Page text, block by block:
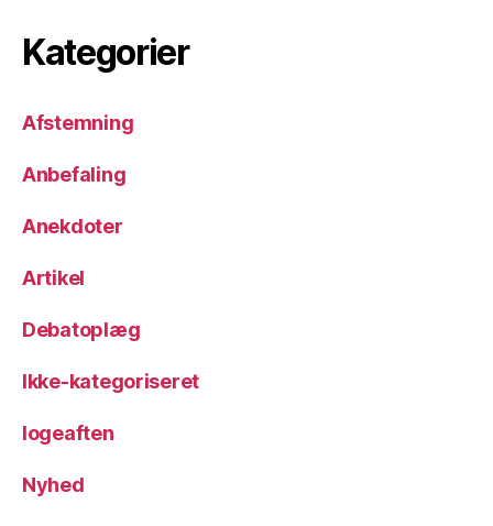
Kategorier
Afstemning
Anbefaling
Anekdoter
Artikel
Debatoplæg
Ikke-kategoriseret
logeaften
Nyhed